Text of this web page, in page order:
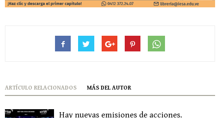
ARTÍCULO RELACIONADOS MÁS DEL AUTOR
Hay nuevas emisiones de acciones.